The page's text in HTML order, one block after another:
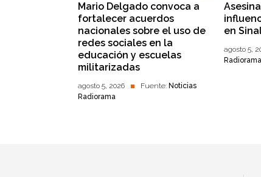
Mario Delgado convoca a
fortalecer acuerdos
nacionales sobre el uso de
redes sociales en la
educación y escuelas
militarizadas
agosto 5, 2026 Fuente: Noticias
Radiorama
en
agosto 5,
Radiorama